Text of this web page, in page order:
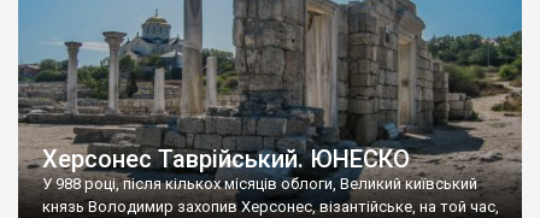
Херсонес Таврійський. ЮНЕСКО
У 988 році, після кількох місяців облоги, Великий київський
князь Володимир захопив Херсонес, візантійське, на той час,